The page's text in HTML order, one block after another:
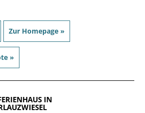
Zur Homepage »
»
IN